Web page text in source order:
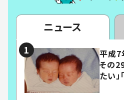
ニュース
平成7
その
たい」